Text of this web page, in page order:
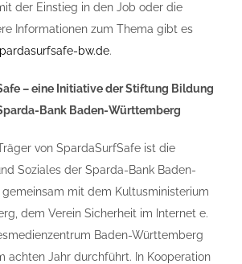
der Einstieg in den Job oder die
Informationen zum Thema gibt es
bw.de.
– eine Initiative der Stiftung Bildung
Bank Baden-Württemberg
von SpardaSurfSafe ist die
Soziales der Sparda-Bank Baden-
mit dem Kultusministerium
dem Verein Sicherheit im Internet e.
Baden-Württemberg
achten Jahr durchführt. In Kooperation